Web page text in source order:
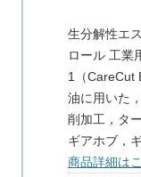
生分解性エ
ロール 工業
1（CareCut
油に用いた
削加工，タ
ギアホブ，
商品詳細は